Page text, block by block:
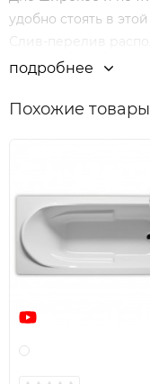
удобно стоять в
Слив-перелив
наклона, с одной
Поверхность не
На ощупь ванна
Все аксессуары
подробнее
Похожие товары